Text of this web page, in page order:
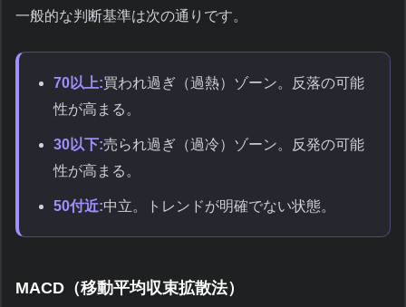
一般的な判断基準は次の通りです。
70以上:買われ過ぎ（過熱）ゾーン。反落の可能
性が高まる。
30以下:売られ過ぎ（過冷）ゾーン。反発の可能
性が高まる。
50付近:中立。トレンドが明確でない状態。
MACD（移動平均収束拡散法）